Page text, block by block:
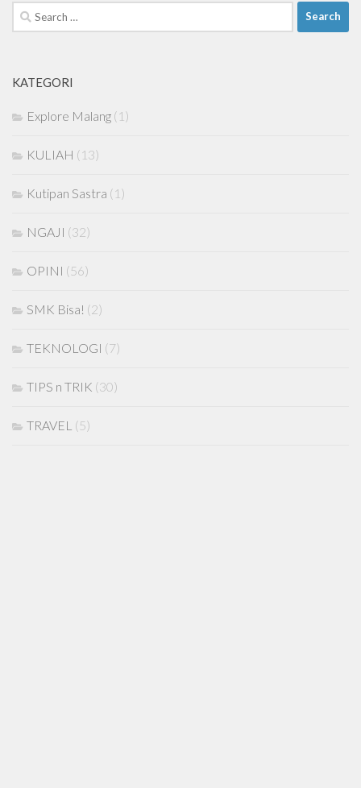
Search
for:
KATEGORI
Explore Malang (1)
KULIAH (13)
Kutipan Sastra (1)
NGAJI (32)
OPINI (56)
SMK Bisa! (2)
TEKNOLOGI (7)
TIPS n TRIK (30)
TRAVEL (5)